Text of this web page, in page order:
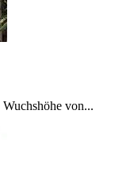
von...